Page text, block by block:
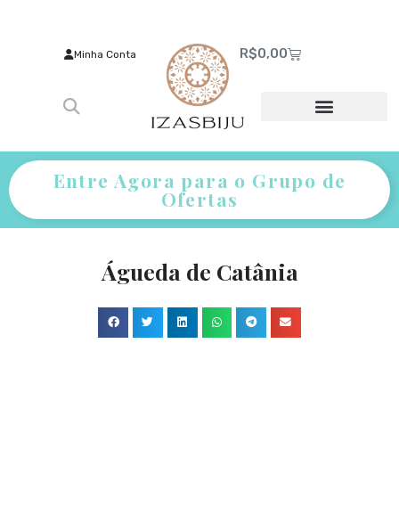
Minha Conta R$0,00
Entre Agora para o Grupo de
Ofertas
Águeda de Catânia